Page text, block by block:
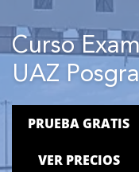
Curso
UAZ
PRUEBA GRATIS
VER PRECIOS